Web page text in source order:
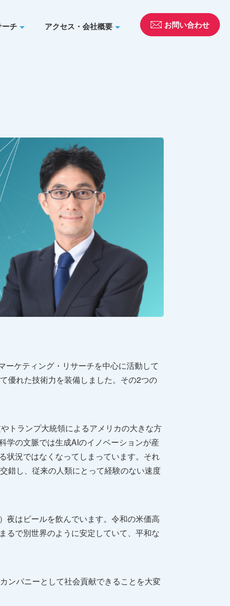
ーチ アクセス・会社概要 お問い合わせ
ーケティング・リサーチを中心に活動して
優れた技術力を装備しました。その2つの
トランプ大統領によるアメリカの大きな方
学の文脈では生成AIのイノベーションが産
状況ではなくなってしまっています。それ
錯し、従来の人類にとって経験のない速度
夜はビールを飲んでいます。令和の米価高
るで別世界のように安定していて、平和な
ンパニーとして社会貢献できることを大変